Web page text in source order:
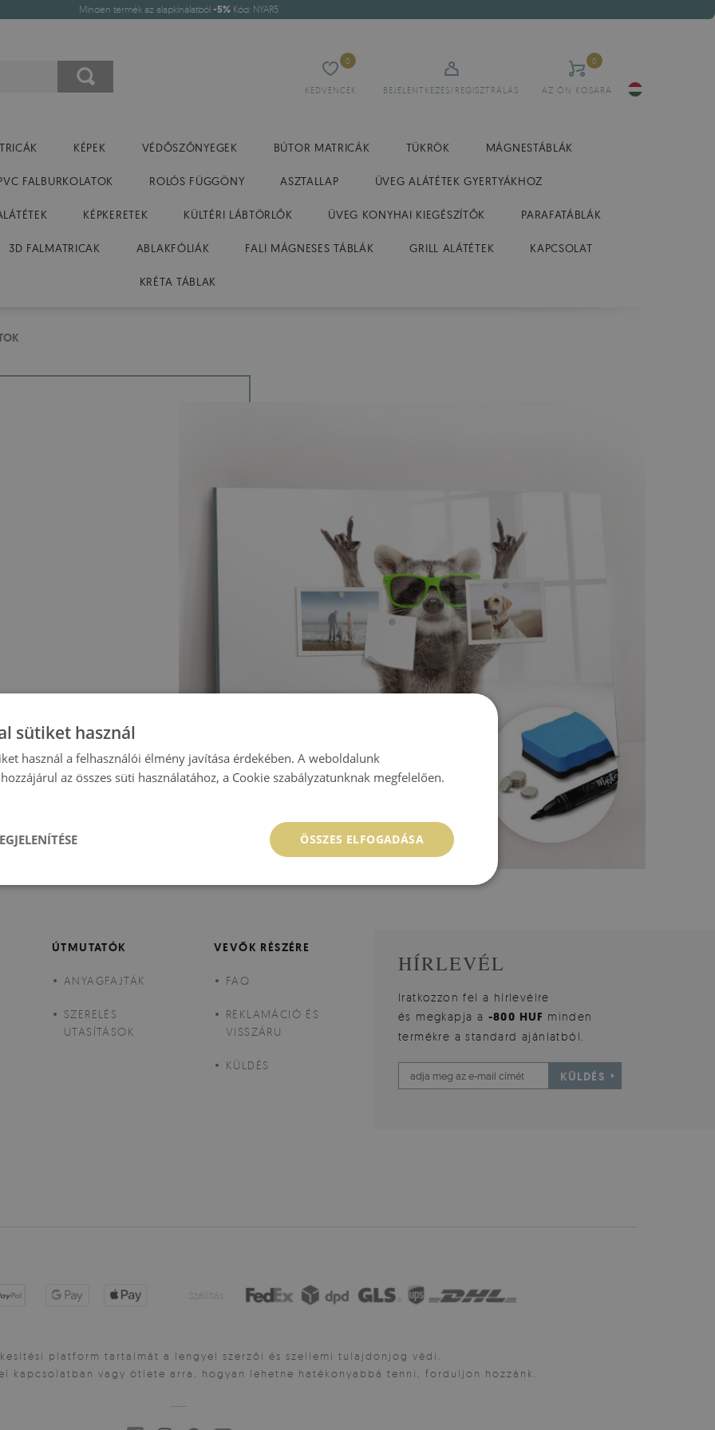
Minden termék az alapkínálatból -5% Kód: NYAR5
KEDVENCEK
0
BEJELENTKEZÉS/REGISZTRÁLÁS AZ ÖN KOSARA
0
KÉPEK VÉDŐSZŐNYEGEK BÚTOR MATRICÁK TÜKRÖK MÁGNESTÁBLÁK
FALBURKOLATOK ROLÓS FÜGGÖNY ASZTALLAP ÜVEG ALÁTÉTEK GYERTYÁKHOZ
KÉPKERETEK KÜLTÉRI LÁBTÖRLŐK ÜVEG KONYHAI KIEGÉSZÍTŐK PARAFATÁBLÁK
3D FALMATRICAK ABLAKFÓLIÁK FALI MÁGNESES TÁBLÁK GRILL ALÁTÉTEK KAPCSOLAT
KRÉTA TÁBLAK
ÚTMUTATÓK
ANYAGFAJTÁK
SZERELÉS
UTASÍTÁSOK
VEVŐK RÉSZÉRE
FAQ
REKLAMÁCIÓ ÉS
VISSZÁRU
KÜLDÉS
HÍRLEVÉL
Iratkozzon fel a hírlevélre
és megkapja a -800 HUF minden
termékre a standard ajánlatból.
KÜLDÉS
Szállítás:
platform tartalmát a lengyel szerzői és szellemi tulajdonjog védi.
kapcsolatban vagy ötlete arra, hogyan lehetne hatékonyabbá tenni, forduljon hozzánk.
sütiket használ
használ a felhasználói élmény javítása érdekében. A weboldalunk
az összes süti használatához, a Cookie szabályzatunknak megfelelően.
ÖSSZES ELFOGADÁSA